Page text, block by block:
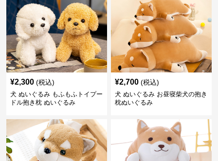
¥2,300 (税込)
犬 ぬいぐるみ もふもふトイプー
ドル抱き枕 ぬいぐるみ
¥2,700 (税込)
犬 ぬいぐるみ お昼寝柴犬の抱き
枕ぬいぐるみ